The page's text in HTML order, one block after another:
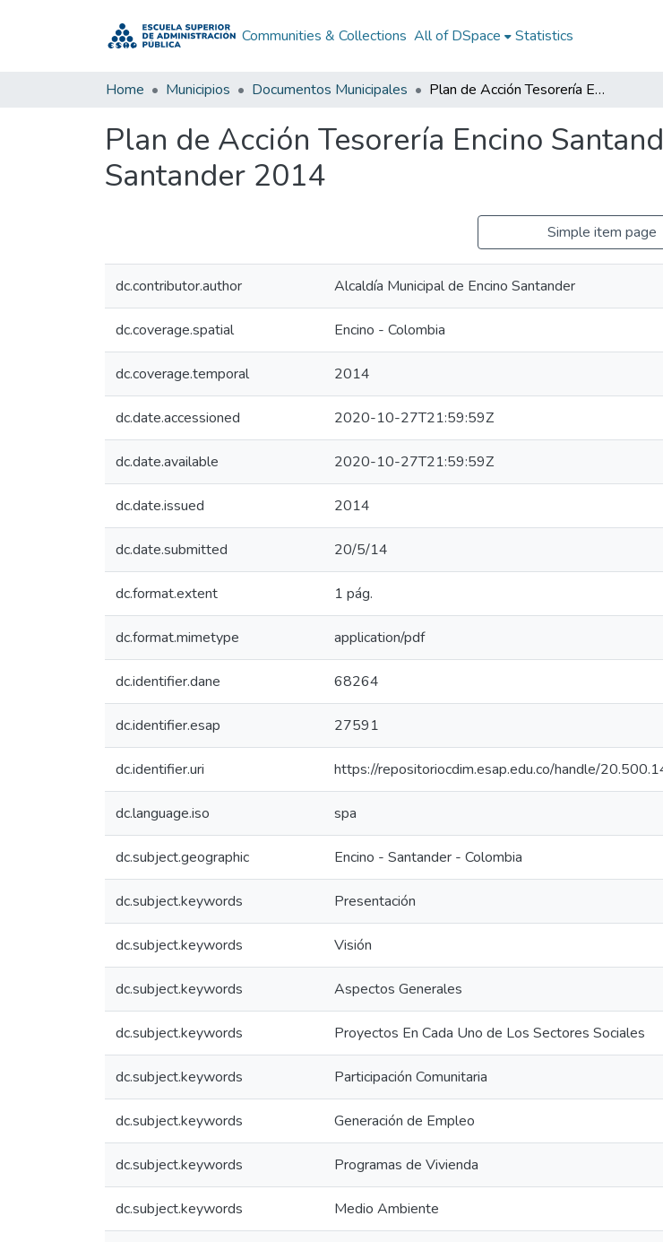
Communities & Collections All of DSpace Statistics
Home Municipios Documentos Municipales Plan de Acción Tesorería Encino Santander 2014: PATSR Encino Santander 2014
Plan de Acción Tesorería Encino
Santander 2014
Simple item page
dc.contributor.author Alcaldía Municipal de Encino Santander
dc.coverage.spatial Encino - Colombia
dc.coverage.temporal 2014
dc.date.accessioned 2020-10-27T21:59:59Z
dc.date.available 2020-10-27T21:59:59Z
dc.date.issued 2014
dc.date.submitted 20/5/14
dc.format.extent 1 pág.
dc.format.mimetype application/pdf
dc.identifier.dane 68264
dc.identifier.esap 27591
dc.identifier.uri https://repositoriocdim.esap.edu.co/handle/
dc.language.iso spa
dc.subject.geographic Encino - Santander - Colombia
dc.subject.keywords Presentación
dc.subject.keywords Visión
dc.subject.keywords Aspectos Generales
dc.subject.keywords Proyectos En Cada Uno de Los Sectores Sociales
dc.subject.keywords Participación Comunitaria
dc.subject.keywords Generación de Empleo
dc.subject.keywords Programas de Vivienda
dc.subject.keywords Medio Ambiente